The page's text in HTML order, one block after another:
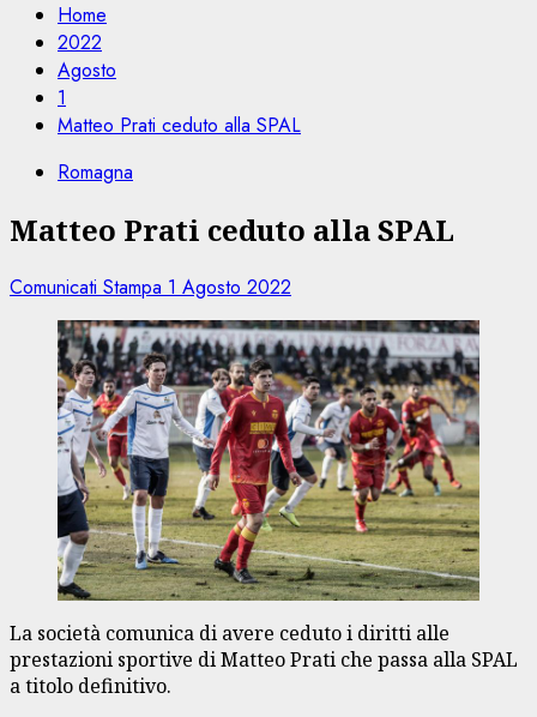
Home
2022
Agosto
1
Matteo Prati ceduto alla SPAL
Romagna
Matteo Prati ceduto alla SPAL
Comunicati Stampa 1 Agosto 2022
La società comunica di avere ceduto i diritti alle
prestazioni sportive di Matteo Prati che passa alla SPAL
a titolo definitivo.